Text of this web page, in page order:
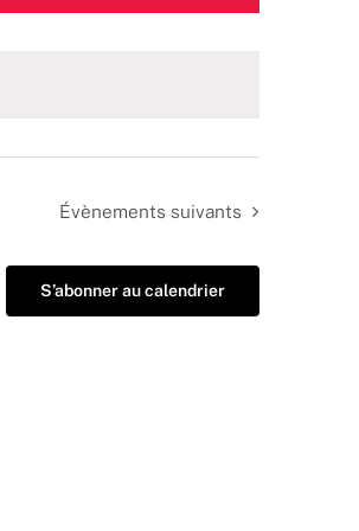
Évènements suivants
S’abonner au calendrier